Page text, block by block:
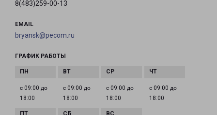
8(483)259-00-13
EMAIL
bryansk@pecom.ru
ГРАФИК РАБОТЫ
с 09:00 до
18:00
с 09:00 до
18:00
с 09:00 до
18:00
с 09:00 до
18:00